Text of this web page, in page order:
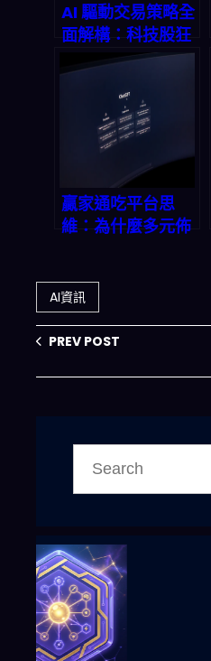
AI 驅動交易策略全
面解構：科技股狂
飆背後的隱藏邏輯
與新興市場爆發路
贏家通吃平台思
維：為什麼多元佈
（含 AI 工具與代
幣預測市場啟示）
AI資訊
PREV POST